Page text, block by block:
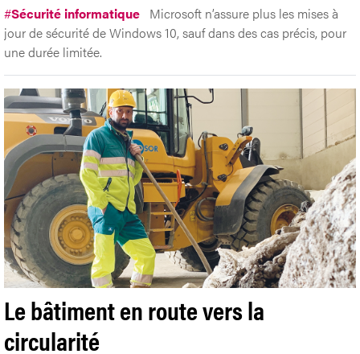
#Sécurité informatique Microsoft n’assure plus les mises à
jour de sécurité de Windows 10, sauf dans des cas précis, pour
une durée limitée.
Le bâtiment en route vers la
circularité